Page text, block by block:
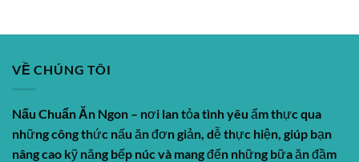
VỀ CHÚNG TÔI
Nấu Chuẩn Ăn Ngon – nơi lan tỏa tình yêu ẩm thực qua
những công thức nấu ăn đơn giản, dễ thực hiện, giúp bạn
nâng cao kỹ năng bếp núc và mang đến những bữa ăn đầm